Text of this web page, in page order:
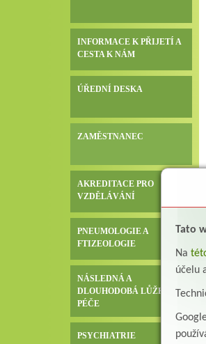
INFORMACE K PŘIJETÍ A
CESTA K NÁM
ÚŘEDNÍ DESKA
ZAMĚSTNANEC
AKREDITACE PRO
VZDĚLÁVÁNÍ
PNEUMOLOGIE A
FTIZEOLOGIE
NÁSLEDNÁ A
DLOUHODOBÁ LŮŽKOVÁ
PÉČE
PSYCHIATRIE
Tato
Na
účelu